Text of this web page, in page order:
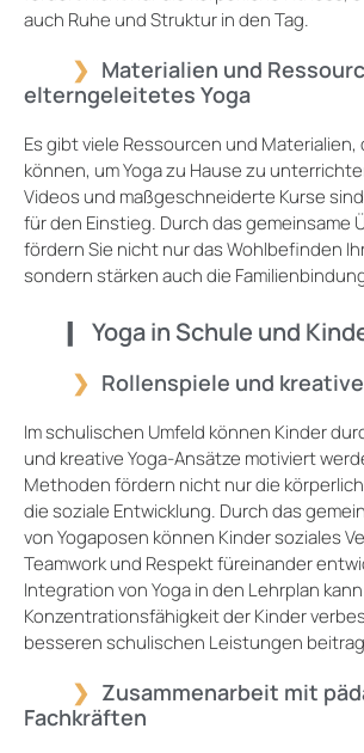
auch Ruhe und Struktur in den Tag.
Materialien und
elterngeleitetes Yoga
Es gibt viele Ressourcen und
können, um Yoga zu Hause zu
Videos und maßgeschneiderte Kurse
für den Einstieg. Durch das gemeinsame
fördern Sie nicht nur das Wohlbefinden
sondern stärken auch die
Yoga in Schule und
Rollenspiele und
Im schulischen Umfeld können Kinder
und kreative Yoga-Ansätze motiviert
Methoden fördern nicht nur die
die soziale Entwicklung. Durch das
von Yogaposen können Kinder soziales
Teamwork und Respekt füreinander
Integration von Yoga in den Lehrplan
Konzentrationsfähigkeit der Kinder
besseren schulischen Leistungen
Zusammenarbeit mit
Fachkräften